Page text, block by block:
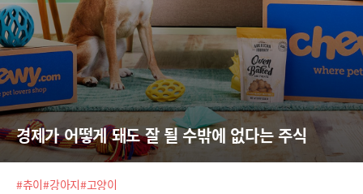
경제가 어떻게 돼도 잘 될 수밖에 없다는 주식
#츄이#강아지#고양이